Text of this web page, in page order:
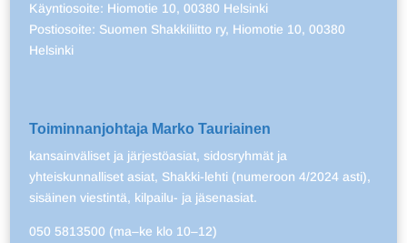
Käyntiosoite: Hiomotie 10, 00380 Helsinki
Postiosoite: Suomen Shakkiliitto ry, Hiomotie 10, 00380
Helsinki
Toiminnanjohtaja Marko Tauriainen
kansainväliset ja järjestöasiat, sidosryhmät ja
yhteiskunnalliset asiat, Shakki-lehti (numeroon 4/2024 asti),
sisäinen viestintä, kilpailu- ja jäsenasiat.
050 5813500 (ma–ke klo 10–12)